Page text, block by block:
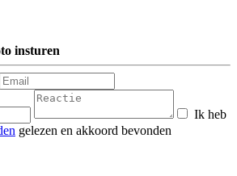
insturen
Ik heb
gelezen en akkoord bevonden